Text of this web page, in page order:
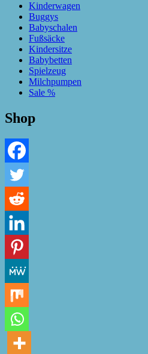
Kinderwagen
Buggys
Babyschalen
Fußsäcke
Kindersitze
Babybetten
Spielzeug
Milchpumpen
Sale %
Shop